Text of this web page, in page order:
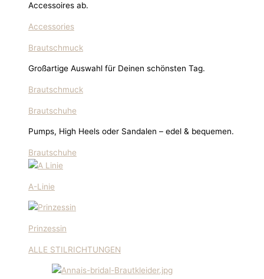
Accessoires ab.
Accessories
Brautschmuck
Großartige Auswahl für Deinen schönsten Tag.
Brautschmuck
Brautschuhe
Pumps, High Heels oder Sandalen – edel & bequemen.
Brautschuhe
A-Linie
Prinzessin
ALLE STILRICHTUNGEN